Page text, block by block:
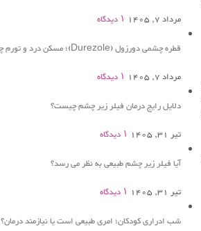
مرداد 7, 1405
۱ دیدگاه
قطره چشمی دورزول (Durezole)؛ مسکن درد و تورم چشم
مرداد 7, 1405
۱ دیدگاه
دلایل رایج درمان فیلر زیر چشم چیست؟
تیر 31, 1405
۱ دیدگاه
آیا فیلر زیر چشم طبیعی به نظر می رسد؟
تیر 31, 1405
۱ دیدگاه
شب ادراری کودکان؛ امری طبیعی است یا نیازمند درمان؟